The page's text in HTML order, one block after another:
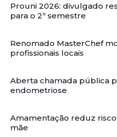
Prouni 2026: divulgado
para o 2º semestre
Renomado MasterChef
profissionais locais
Aberta chamada pública
endometriose
Amamentação reduz
mãe